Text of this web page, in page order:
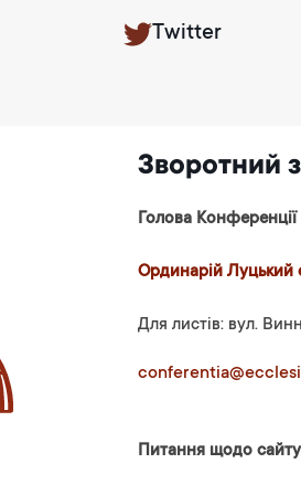
Twitter
Зворотний
Голова Конференції
Ординарій Луцький
Для листів: вул.
Питання щодо сайту